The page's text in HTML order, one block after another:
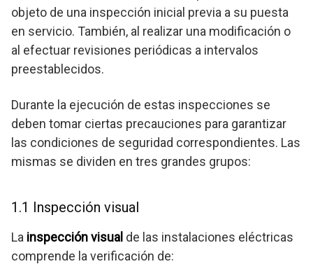
objeto de una inspección inicial previa a su puesta
en servicio. También, al realizar una modificación o
al efectuar revisiones periódicas a intervalos
preestablecidos.
Durante la ejecución de estas inspecciones se
deben tomar ciertas precauciones para garantizar
las condiciones de seguridad correspondientes. Las
mismas se dividen en tres grandes grupos:
1.1 Inspección visual
La inspección visual de las instalaciones eléctricas
comprende la verificación de: